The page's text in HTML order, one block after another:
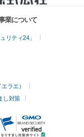
業について
リティ24」
ラエ）
し対策